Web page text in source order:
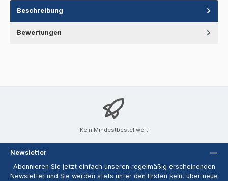
Beschreibung
Bewertungen
Kein Mindestbestellwert
Newsletter
Abonnieren Sie jetzt einfach unseren regelmäßig erscheinenden
Newsletter und Sie werden stets unter den Ersten sein, über neue